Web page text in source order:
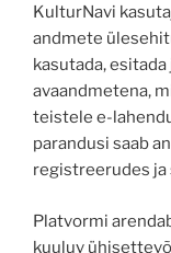
KulturNavi
andmete
kasutada, esitada
avaandmetena,
teistele e-
parandusi saab
registreerudes ja
Platvormi
kuuluv